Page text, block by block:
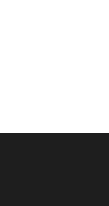
Onterechte